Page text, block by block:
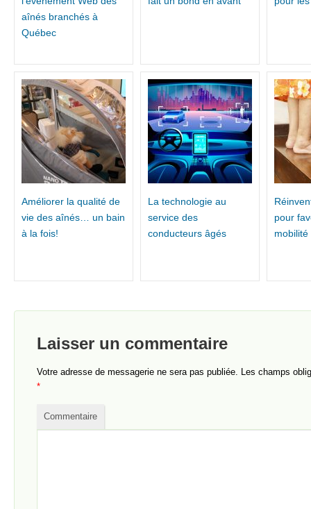
aînés branchés à
Québec
Améliorer la qualité de
vie des aînés… un bain
à la fois!
La technologie au
service des
conducteurs âgés
pour
Laisser un commentaire
Votre adresse de messagerie ne sera pas publiée. Les champs
*
Commentaire